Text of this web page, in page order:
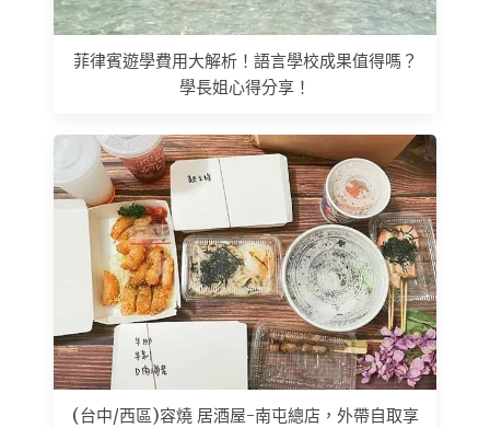
菲律賓遊學費用大解析！語言學校成果值得嗎？
學長姐心得分享！
(台中/西區)容燒 居酒屋-南屯總店，外帶自取享